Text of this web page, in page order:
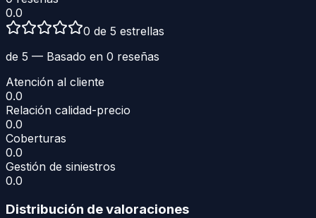
0.0
0 de 5 estrellas
de 5 — Basado en 0 reseñas
Atención al cliente
0.0
Relación calidad-precio
0.0
Coberturas
0.0
Gestión de siniestros
0.0
Distribución de valoraciones